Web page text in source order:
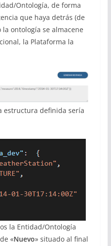
Ontología, de forma
que haya detrás (de
ontología se almacene
la Plataforma la
estructura definida sería
la Entidad/Ontología
«Nuevo» situado al final